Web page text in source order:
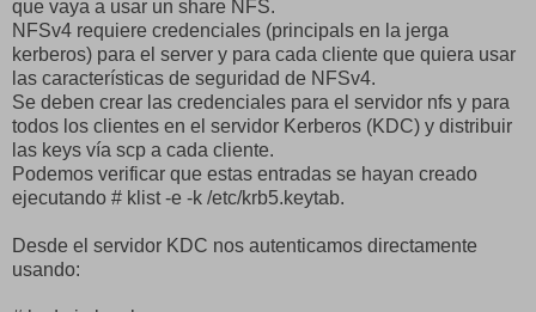
que vaya a usar un share NFS.
NFSv4 requiere credenciales (principals en la jerga
kerberos) para el server y para cada cliente que quiera usar
las características de seguridad de NFSv4.
Se deben crear las credenciales para el servidor nfs y para
todos los clientes en el servidor Kerberos (KDC) y distribuir
las keys vía scp a cada cliente.
Podemos verificar que estas entradas se hayan creado
ejecutando # klist -e -k /etc/krb5.keytab.
Desde el servidor KDC nos autenticamos directamente
usando: